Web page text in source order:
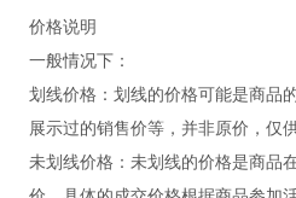
价格说明
一般情况下：
划线价格：划线的价格可能是商品
展示过的销售价等，并非原价，仅供
未划线价格：未划线的价格是商品